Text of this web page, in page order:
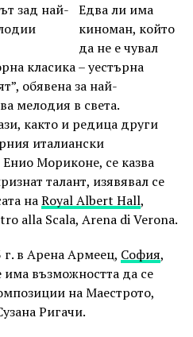
Едва ли има
киноман, който
да не е чувал
класика – уестърна
обявена за най-
мелодия в света.
както и редица други
италиански
Мориконе, се казва
талант, изявявал се
наRoyal Albert Hall,
alla Scala, Arena di Verona.
в Арена Армеец, София,
има възможността да се
на Маестрото,
Ригачи.